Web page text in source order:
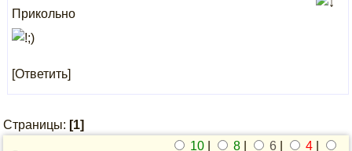
Прикольно
[Ответить]
Страницы: [1]
10 8 6 4